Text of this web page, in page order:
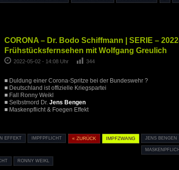
CORONA – Dr. Bodo Schiffmann | SERIE –
Frühstücksfernsehen mit Wolfgang Greulich
2022-05-02 - 14:08 Uhr 344
■ Duldung einer Corona-Spritze bei der Bundeswehr ?
■ Deutschland ist offizielle Kriegspartei
■ Fall Ronny Weikl
■ Selbstmord Dr. Jens Bengen
■ Maskenpflicht & Foegen Effekt
EFFEKT IMPFPFLICHT « ZURÜCK IMPFZWANG JENS BENGEN
RONNY WEIKL